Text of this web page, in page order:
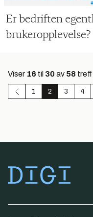
Er bedriften
brukeropplevelse?
Viser 16 til 30 av 58 treff
1 2 3 4